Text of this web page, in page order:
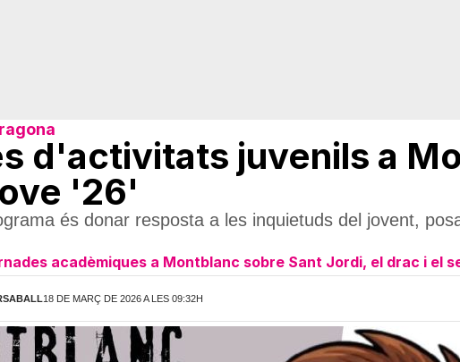
d'activitats juvenils a
'26'
és donar resposta a les inquietuds del jovent,
acadèmiques a Montblanc sobre Sant Jordi, el drac i el
18 DE MARÇ DE 2026 A LES 09:32H